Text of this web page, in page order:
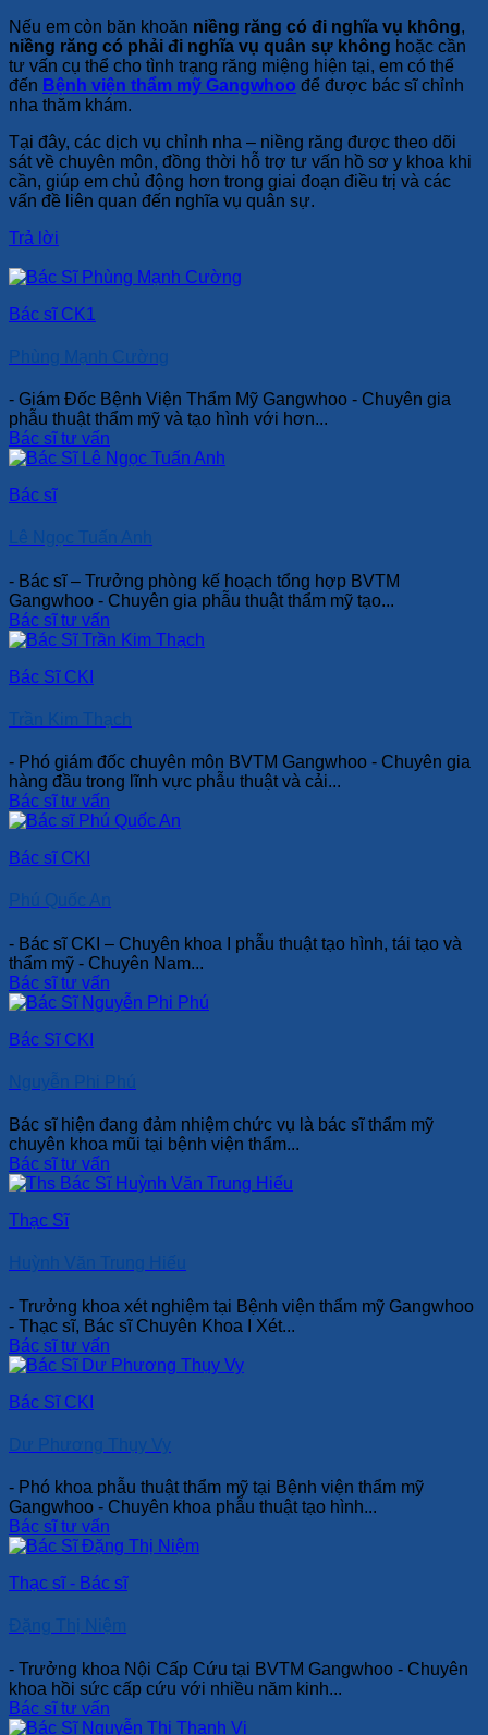
Nếu em còn băn khoăn niềng răng có đi nghĩa vụ không,
niềng răng có phải đi nghĩa vụ quân sự không hoặc cần
tư vấn cụ thể cho tình trạng răng miệng hiện tại, em có thể
đến Bệnh viện thẩm mỹ Gangwhoo để được bác sĩ chỉnh
nha thăm khám.
Tại đây, các dịch vụ chỉnh nha – niềng răng được theo dõi
sát về chuyên môn, đồng thời hỗ trợ tư vấn hồ sơ y khoa khi
cần, giúp em chủ động hơn trong giai đoạn điều trị và các
vấn đề liên quan đến nghĩa vụ quân sự.
Trả lời
Bác sĩ CK1
Phùng Mạnh Cường
- Giám Đốc Bệnh Viện Thẩm Mỹ Gangwhoo - Chuyên gia
phẫu thuật thẩm mỹ và tạo hình với hơn...
Bác sĩ tư vấn
Bác sĩ
Lê Ngọc Tuấn Anh
- Bác sĩ – Trưởng phòng kế hoạch tổng hợp BVTM
Gangwhoo - Chuyên gia phẫu thuật thẩm mỹ tạo...
Bác sĩ tư vấn
Bác Sĩ CKI
Trần Kim Thạch
- Phó giám đốc chuyên môn BVTM Gangwhoo - Chuyên gia
hàng đầu trong lĩnh vực phẫu thuật và cải...
Bác sĩ tư vấn
Bác sĩ CKI
Phú Quốc An
- Bác sĩ CKI – Chuyên khoa I phẫu thuật tạo hình, tái tạo và
thẩm mỹ - Chuyên Nam...
Bác sĩ tư vấn
Bác Sĩ CKI
Nguyễn Phi Phú
Bác sĩ hiện đang đảm nhiệm chức vụ là bác sĩ thẩm mỹ
chuyên khoa mũi tại bệnh viện thẩm...
Bác sĩ tư vấn
Thạc Sĩ
Huỳnh Văn Trung Hiếu
- Trưởng khoa xét nghiệm tại Bệnh viện thẩm mỹ Gangwhoo
- Thạc sĩ, Bác sĩ Chuyên Khoa I Xét...
Bác sĩ tư vấn
Bác Sĩ CKI
Dư Phương Thụy Vy
- Phó khoa phẫu thuật thẩm mỹ tại Bệnh viện thẩm mỹ
Gangwhoo - Chuyên khoa phẫu thuật tạo hình...
Bác sĩ tư vấn
Thạc sĩ - Bác sĩ
Đặng Thị Niệm
- Trưởng khoa Nội Cấp Cứu tại BVTM Gangwhoo - Chuyên
khoa hồi sức cấp cứu với nhiều năm kinh...
Bác sĩ tư vấn